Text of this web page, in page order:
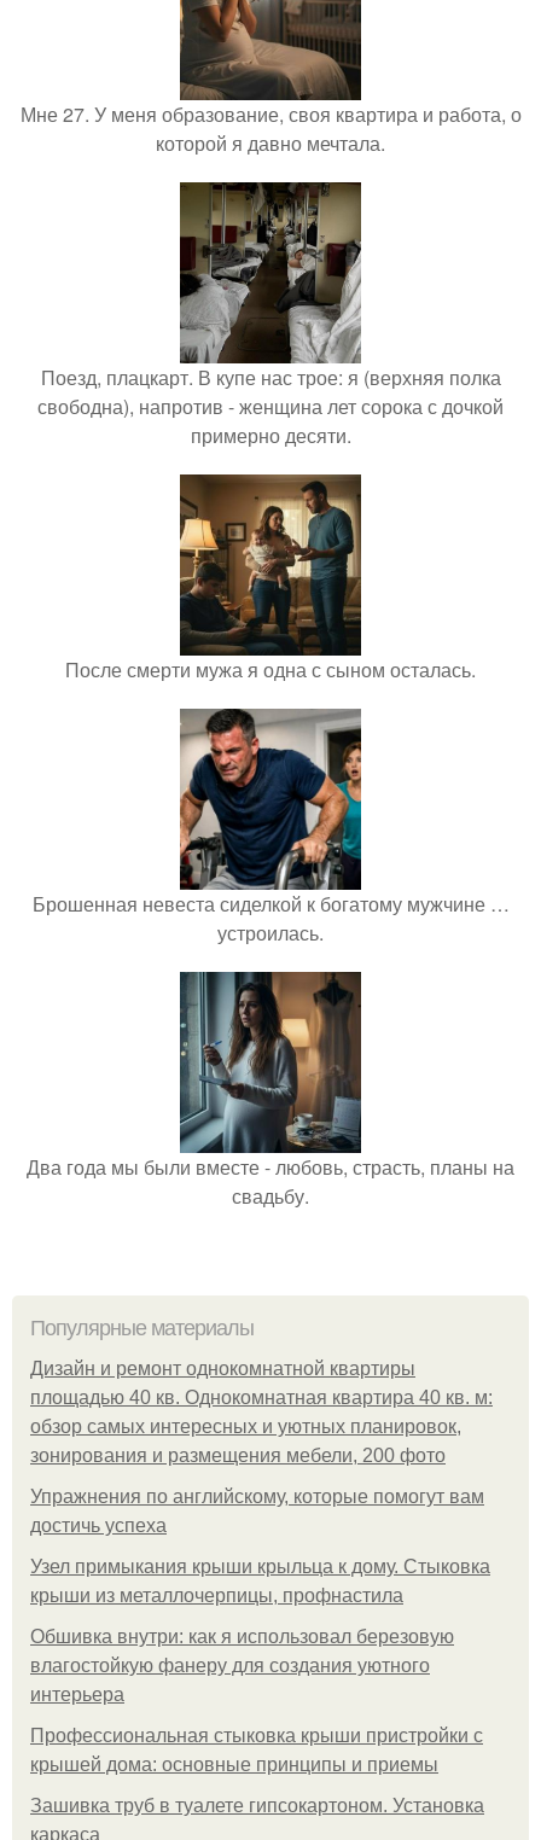
Мне 27. У меня образование, своя квартира и работа, о
которой я давно мечтала.
Поезд, плацкарт. В купе нас трое: я (верхняя полка
свободна), напротив - женщина лет сорока с дочкой
примерно десяти.
После смерти мужа я одна с сыном осталась.
Брошенная невеста сиделкой к богатому мужчине …
устроилась.
Два года мы были вместе - любовь, страсть, планы на
свадьбу.
Популярные материалы
Дизайн и ремонт однокомнатной квартиры
площадью 40 кв. Однокомнатная квартира 40 кв. м:
обзор самых интересных и уютных планировок,
зонирования и размещения мебели, 200 фото
Упражнения по английскому, которые помогут вам
достичь успеха
Узел примыкания крыши крыльца к дому. Стыковка
крыши из металлочерпицы, профнастила
Обшивка внутри: как я использовал березовую
влагостойкую фанеру для создания уютного
интерьера
Профессиональная стыковка крыши пристройки с
крышей дома: основные принципы и приемы
Зашивка труб в туалете гипсокартоном. Установка
каркаса